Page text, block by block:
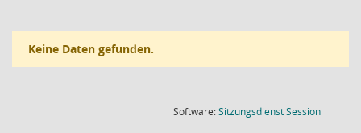
Keine Daten gefunden.
Software:SitzungsdienstSession(Wird in